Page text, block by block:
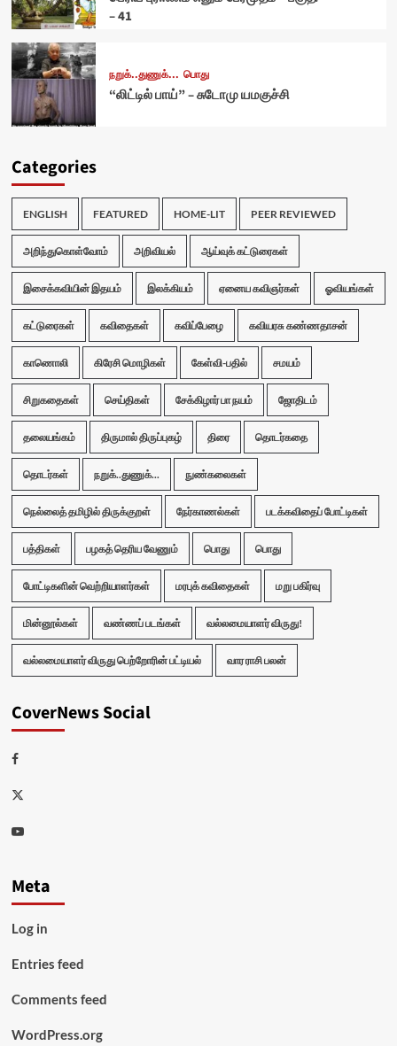
– 41
நறுக்..துணுக்... பொது
“லிட்டில் பாய்” – சுடோமு யமகுச்சி
Categories
ENGLISH FEATURED HOME-LIT PEER REVIEWED
அறிந்துகொள்வோம் அறிவியல் ஆய்வுக் கட்டுரைகள்
இசைக்கவியின் இதயம் இலக்கியம் ஏனைய கவிஞர்கள் ஓவியங்கள்
கட்டுரைகள் கவிதைகள் கவிப்பேழை கவியரசு கண்ணதாசன்
காணொலி கிரேசி மொழிகள் கேள்வி-பதில் சமயம்
சிறுகதைகள் செய்திகள் சேக்கிழார் பா நயம் ஜோதிடம்
தலையங்கம் திருமால் திருப்புகழ் திரை தொடர்கதை
தொடர்கள் நறுக்..துணுக்... நுண்கலைகள்
நெல்லைத் தமிழில் திருக்குறள் நேர்காணல்கள் படக்கவிதைப் போட்டிகள்
பத்திகள் பழகத் தெரிய வேணும் பொது பொது
போட்டிகளின் வெற்றியாளர்கள் மரபுக் கவிதைகள் மறு பகிர்வு
மின்னூல்கள் வண்ணப் படங்கள் வல்லமையாளர் விருது!
வல்லமையாளர் விருது பெற்றோரின் பட்டியல் வார ராசி பலன்
CoverNews Social
Facebook
Twitter
Youtube
Meta
Log in
Entries feed
Comments feed
WordPress.org